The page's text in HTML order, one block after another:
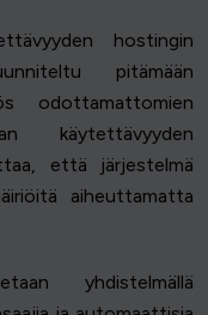
hostingin
pitämään
odottamattomien
käytettävyyden
että järjestelmä
aiheuttamatta
yhdistelmällä